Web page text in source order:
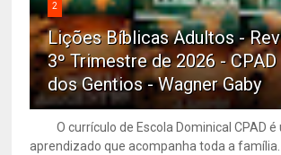
2
Lições Bíblicas Adultos -
3º Trimestre de 2026 -
dos Gentios - Wagner Gaby
O currículo de Escola Dominical CPAD é
aprendizado que acompanha toda a